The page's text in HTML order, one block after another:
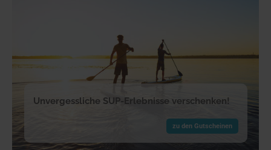
Unvergessliche SUP-Erlebnisse verschenken!
zu den Gutscheinen